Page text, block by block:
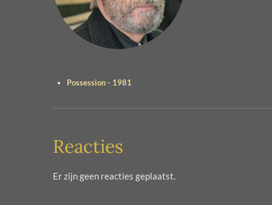
Possession - 1981
Reacties
Er zijn geen reacties geplaatst.